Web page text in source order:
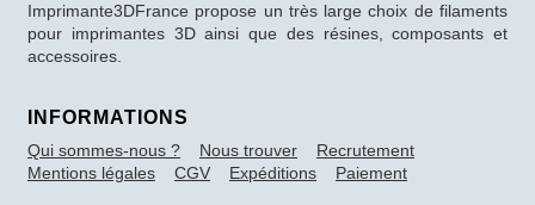
Imprimante3DFrance propose un très large choix de filaments
pour imprimantes 3D ainsi que des résines, composants et
accessoires.
INFORMATIONS
Qui sommes-nous ? Nous trouver
Recrutement
Mentions légales
CGV Expéditions Paiement